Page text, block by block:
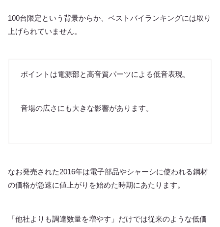
100台限定という背景からか、ベストバイランキングには取り
上げられていません。
ポイントは電源部と高音質パーツによる低音表現。
音場の広さにも大きな影響があります。
なお発売された2016年は電子部品やシャーシに使われる鋼材
の価格が急速に値上がりを始めた時期にあたります。
「他社よりも調達数量を増やす」だけでは従来のような低価